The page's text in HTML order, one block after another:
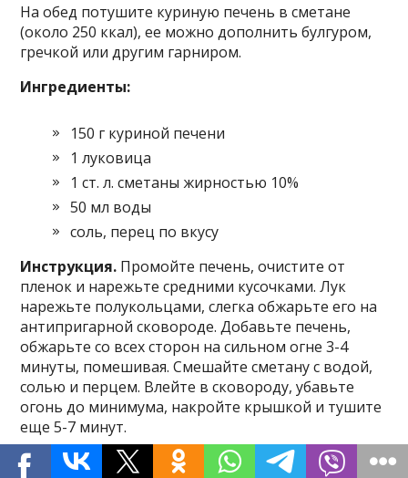
На обед потушите куриную печень в сметане
(около 250 ккал), ее можно дополнить булгуром,
гречкой или другим гарниром.
Ингредиенты:
150 г куриной печени
1 луковица
1 ст. л. сметаны жирностью 10%
50 мл воды
соль, перец по вкусу
Инструкция. Промойте печень, очистите от
пленок и нарежьте средними кусочками. Лук
нарежьте полукольцами, слегка обжарьте его на
антипригарной сковороде. Добавьте печень,
обжарьте со всех сторон на сильном огне 3-4
минуты, помешивая. Смешайте сметану с водой,
солью и перцем. Влейте в сковороду, убавьте
огонь до минимума, накройте крышкой и тушите
еще 5-7 минут.